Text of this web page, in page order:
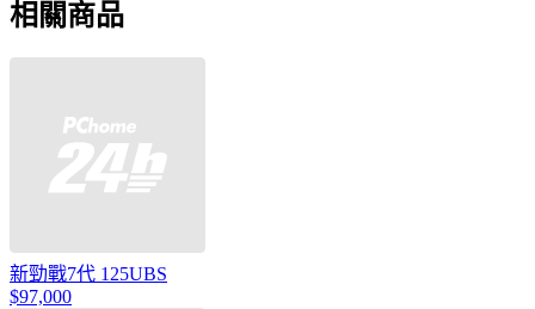
相關商品
新勁戰7代 125UBS
$97,000